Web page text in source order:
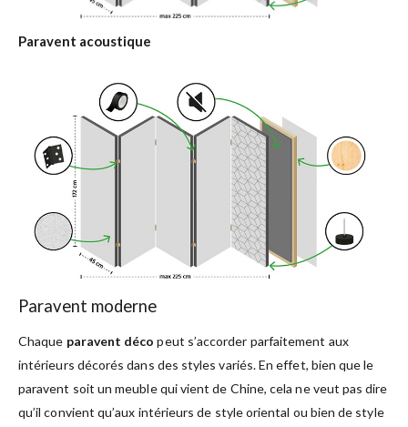
Paravent acoustique
Paravent moderne
Chaque paravent déco peut s’accorder parfaitement aux
intérieurs décorés dans des styles variés. En effet, bien que le
paravent soit un meuble qui vient de Chine, cela ne veut pas dire
qu’il convient qu’aux intérieurs de style oriental ou bien de style